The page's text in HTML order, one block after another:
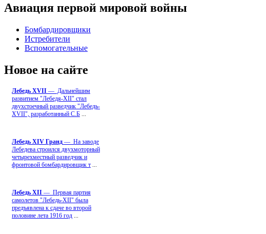
Авиация первой мировой войны
Бомбардировщики
Истребители
Вспомогательные
Новое на сайте
Лебедь ХVII — Дальнейшим
развитием "Лебедя-ХII" стал
двухстоечный разведчик "Лебедь-
XVII", разработанный С.Б
Лебедь ХIV Гранд — На заводе
Лебедева строился двухмоторный
четырехместный разведчик и
фронтовой бомбардировщик т
Лебедь ХII — Первая партия
самолетов "Лебедь-ХII" была
предъявлена к сдаче во второй
половине лета 1916 год